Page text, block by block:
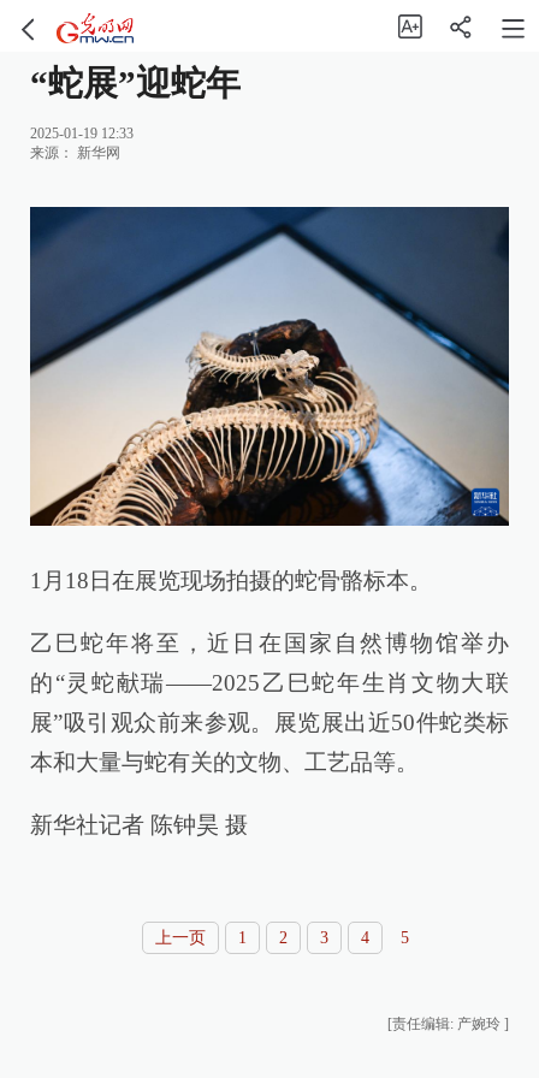
“蛇展”迎蛇年
2025-01-19 12:33
来源： 新华网
1月18日在展览现场拍摄的蛇骨骼标本。
乙巳蛇年将至，近日在国家自然博物馆举办
的“灵蛇献瑞——2025乙巳蛇年生肖文物大联
展”吸引观众前来参观。展览展出近50件蛇类标
本和大量与蛇有关的文物、工艺品等。
新华社记者 陈钟昊 摄
上一页 1 2 3 4 5
[责任编辑: 产婉玲 ]